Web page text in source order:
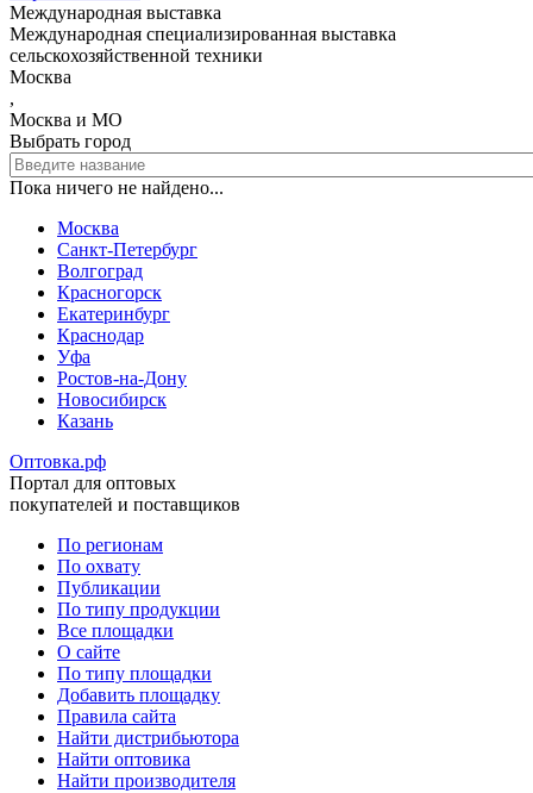
Международная выставка
Международная специализированная выставка
сельскохозяйственной техники
Москва
,
Москва и МО
Выбрать город
Пока ничего не найдено...
Москва
Санкт-Петербург
Волгоград
Красногорск
Екатеринбург
Краснодар
Уфа
Ростов-на-Дону
Новосибирск
Казань
Оптовка.рф
Портал для оптовых
покупателей и поставщиков
Меню
подвале
По регионам
По охвату
Публикации
По типу продукции
Все площадки
О сайте
По типу площадки
Добавить площадку
Правила сайта
Найти дистрибьютора
Найти оптовика
Найти производителя